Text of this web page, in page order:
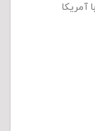
آمریکا